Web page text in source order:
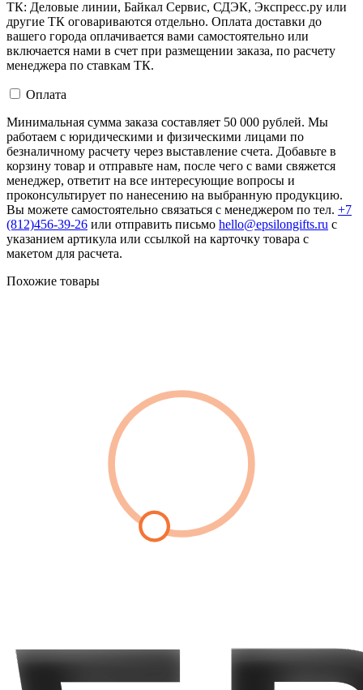
ТК: Деловые линии, Байкал Сервис, СДЭК, Экспресс.ру или
другие ТК оговариваются отдельно. Оплата доставки до
вашего города оплачивается вами самостоятельно или
включается нами в счет при размещении заказа, по расчету
менеджера по ставкам ТК.
Оплата
Минимальная сумма заказа составляет 50 000 рублей. Мы
работаем с юридическими и физическими лицами по
безналичному расчету через выставление счета. Добавьте в
корзину товар и отправьте нам, после чего с вами свяжется
менеджер, ответит на все интересующие вопросы и
проконсультирует по нанесению на выбранную продукцию.
Вы можете самостоятельно связаться с менеджером по тел. +7
(812)456-39-26 или отправить письмо hello@epsilongifts.ru с
указанием артикула или ссылкой на карточку товара с
макетом для расчета.
Похожие товары